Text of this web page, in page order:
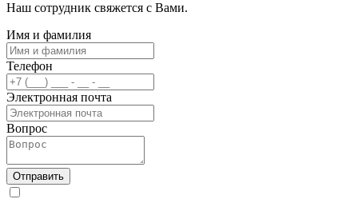
Наш сотрудник свяжется с Вами.
Имя и фамилия
Телефон
Электронная почта
Вопрос
Отправить